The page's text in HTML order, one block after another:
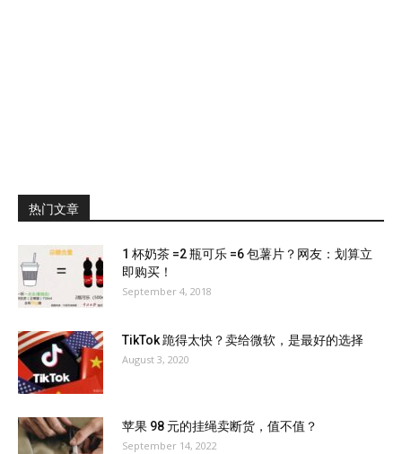
热门文章
1 杯奶茶 =2 瓶可乐 =6 包薯片？网友：划算立
即购买！
September 4, 2018
TikTok 跪得太快？卖给微软，是最好的选择
August 3, 2020
苹果 98 元的挂绳卖断货，值不值？
September 14, 2022